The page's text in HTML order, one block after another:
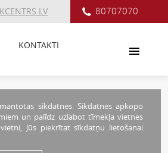
80707070
KONTAKTI
sīkdatnes. Sīkdatnes apkopo
un palīdz uzlabot tīmekļa vietnes
Jūs piekrītat sīkdatņu lietošanai